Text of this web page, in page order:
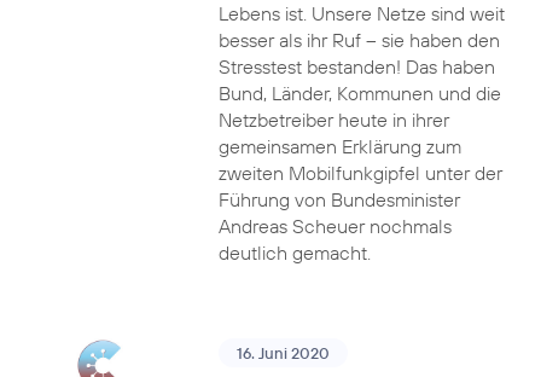
Lebens ist. Unsere Netze sind weit
besser als ihr Ruf – sie haben den
Stresstest bestanden! Das haben
Bund, Länder, Kommunen und die
Netzbetreiber heute in ihrer
gemeinsamen Erklärung zum
zweiten Mobilfunkgipfel unter der
Führung von Bundesminister
Andreas Scheuer nochmals
deutlich gemacht.
16. Juni 2020